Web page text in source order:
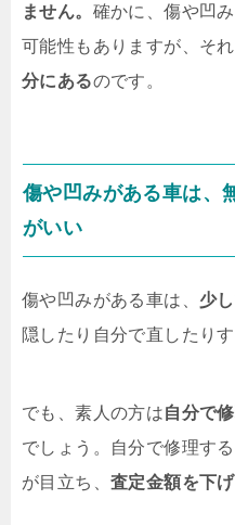
ません。 確かに、傷や凹
可能性もありますが、そ
分にあるのです。
傷や凹みがある車は、
がいい
傷や凹みがある車は、 少
隠したり自分で直したり
でも、素人の方は自分で
でしょう。自分で修理す
が目立ち、 査定金額を下